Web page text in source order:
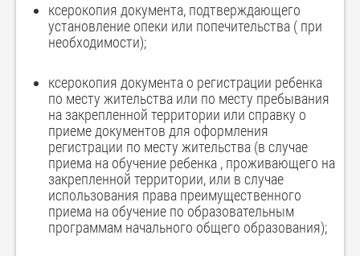
ксерокопия документа, подтверждающего
установление опеки или попечительства ( при
необходимости);
ксерокопия документа о регистрации ребенка
по месту жительства или по месту пребывания
на закрепленной территории или справку о
приеме документов для оформления
регистрации по месту жительства (в случае
приема на обучение ребенка , проживающего на
закрепленной территории, или в случае
использования права преимущественного
приема на обучение по образовательным
программам начального общего образования);